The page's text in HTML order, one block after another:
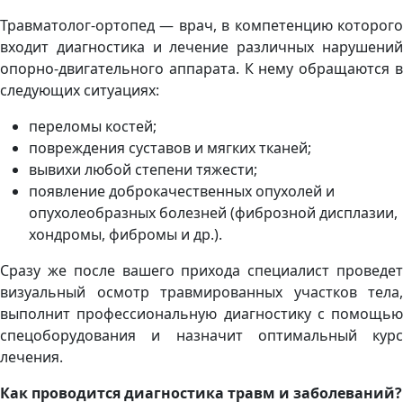
Травматолог-ортопед — врач, в компетенцию которого
входит диагностика и лечение различных нарушений
опорно-двигательного аппарата. К нему обращаются в
следующих ситуациях:
переломы костей;
повреждения суставов и мягких тканей;
вывихи любой степени тяжести;
появление доброкачественных опухолей и
опухолеобразных болезней (фиброзной дисплазии,
хондромы, фибромы и др.).
Сразу же после вашего прихода специалист проведет
визуальный осмотр травмированных участков тела,
выполнит профессиональную диагностику с помощью
спецоборудования и назначит оптимальный курс
лечения.
Как проводится диагностика травм и заболеваний?